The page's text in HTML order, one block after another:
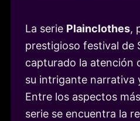
La serie Plainclothes,
prestigioso festival de
capturado la atención
su intrigante narrativa
Entre los aspectos
serie se encuentra la